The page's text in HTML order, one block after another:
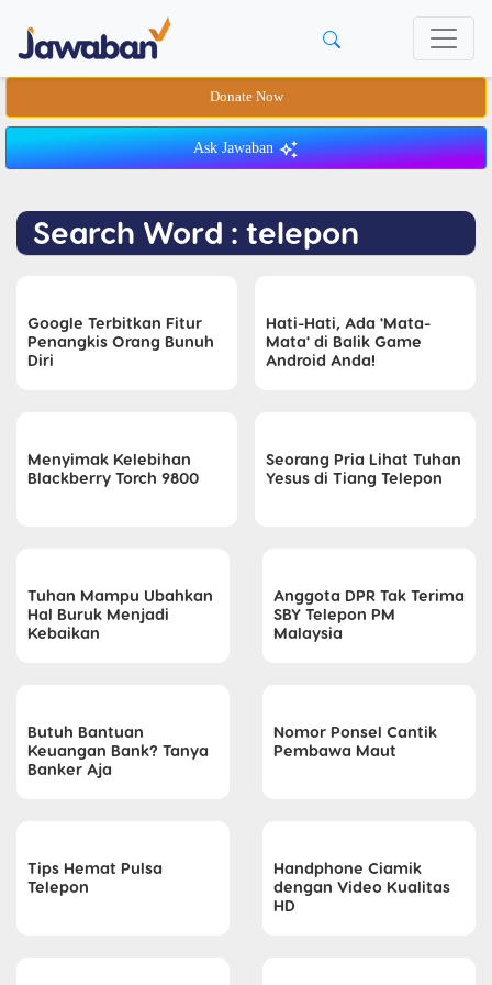
Donate Now
Ask Jawaban
Search Word : telepon
Google Terbitkan Fitur
Penangkis Orang Bunuh
Diri
Hati-Hati, Ada 'Mata-
Mata' di Balik Game
Android Anda!
Menyimak Kelebihan
Blackberry Torch 9800
Seorang Pria Lihat Tuhan
Yesus di Tiang Telepon
Tuhan Mampu Ubahkan
Hal Buruk Menjadi
Kebaikan
Anggota DPR Tak Terima
SBY Telepon PM
Malaysia
Butuh Bantuan
Keuangan Bank? Tanya
Banker Aja
Nomor Ponsel Cantik
Pembawa Maut
Tips Hemat Pulsa
Telepon
Handphone Ciamik
dengan Video Kualitas
HD